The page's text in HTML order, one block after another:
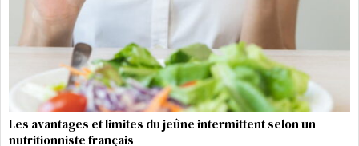
Les avantages et limites du jeûne intermittent selon un
nutritionniste français